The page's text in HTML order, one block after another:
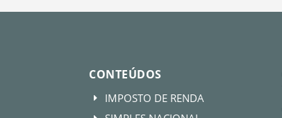
CONTEÚDOS
E IMPOSTO DE RENDA